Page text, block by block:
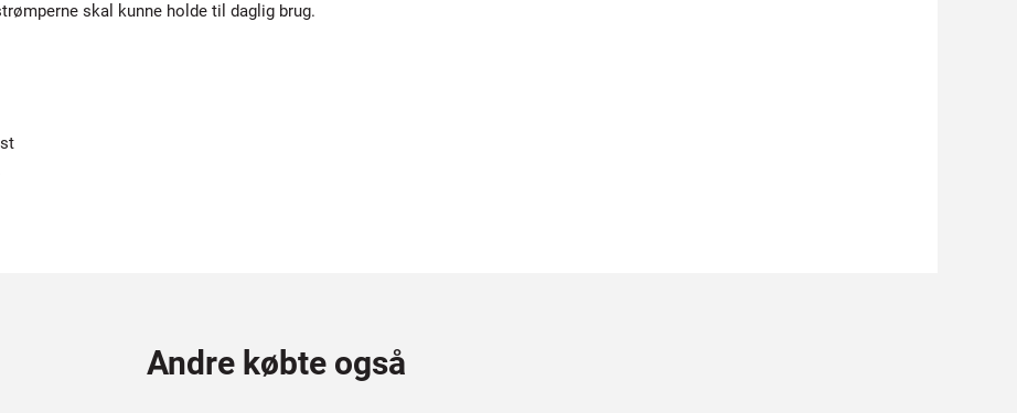
skal kunne holde til daglig brug.
Andre købte også